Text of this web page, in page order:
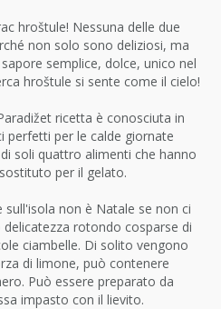
hroštule! Nessuna delle due
non solo sono deliziosi, ma
semplice, dolce, unico nel
hroštule si sente come il cielo!
ricetta è conosciuta in
perfetti per le calde giornate
soli quattro alimenti che hanno
per il gelato.
sull'isola non è Natale se non ci
rotondo cosparse di
ciambelle. Di solito vengono
di limone, può contenere
Può essere preparato da
impasto con il lievito.